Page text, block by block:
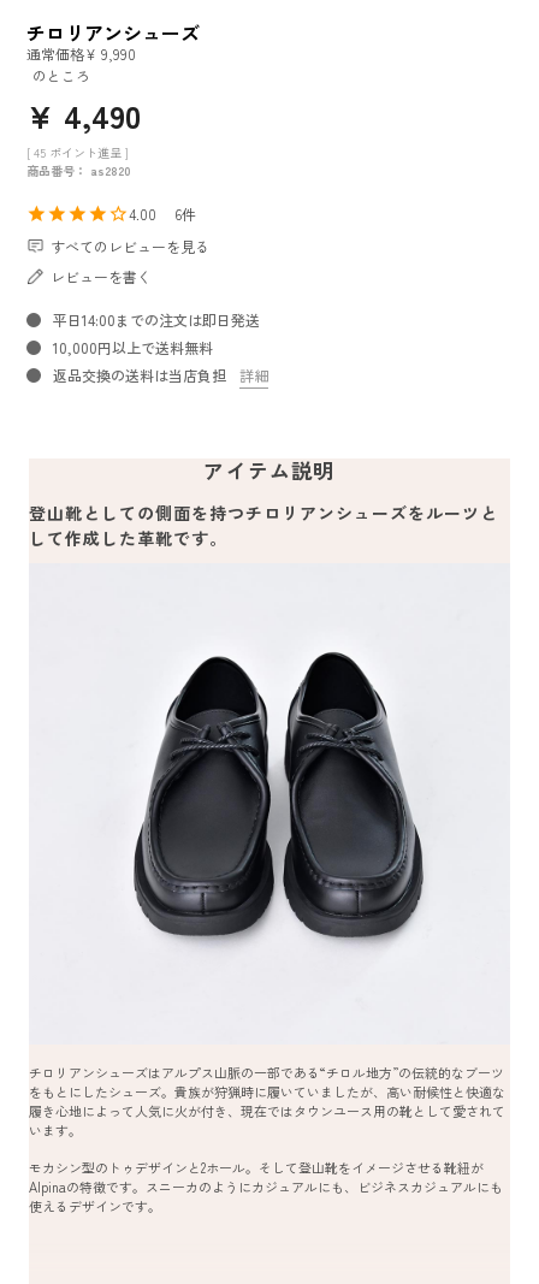
チロリアンシューズ
通常価格¥ 9,990
のところ
¥ 4,490
[ 45 ポイント進呈 ]
商品番号
as2820
4.00
6
すべてのレビューを見る
レビューを書く
平日14:00までの注文は即日発送
10,000円以上で送料無料
返品交換の送料は当店負担
詳細
アイテム説明
登山靴としての側面を持つチロリアンシューズをルーツと
して作成した革靴です。
チロリアンシューズはアルプス山脈の一部である“チロル地方”の伝統的なブーツ
をもとにしたシューズ。貴族が狩猟時に履いていましたが、高い耐候性と快適な
履き心地によって人気に火が付き、現在ではタウンユース用の靴として愛されて
います。
モカシン型のトゥデザインと2ホール。そして登山靴をイメージさせる靴紐が
Alpinaの特徴です。スニーカのようにカジュアルにも、ビジネスカジュアルにも
使えるデザインです。